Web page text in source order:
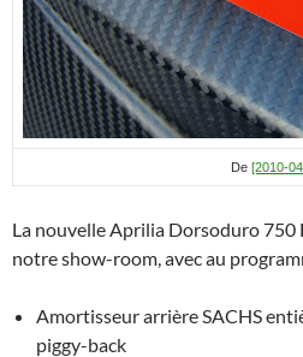
De [2010-
La nouvelle Aprilia Dorsoduro 750
notre show-room, avec au
Amortisseur arrière SACHS
piggy-back